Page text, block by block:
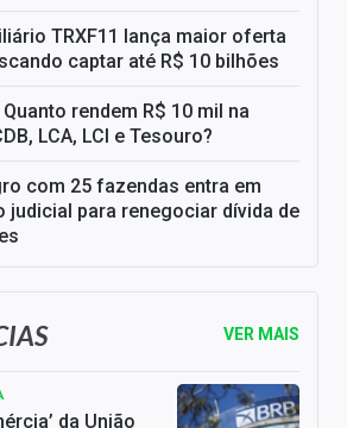
TRXF11 lança maior oferta
captar até R$ 10 bilhões
rendem R$ 10 mil na
LCA, LCI e Tesouro?
com 25 fazendas entra em
judicial para renegociar dívida de
VER MAIS
da União